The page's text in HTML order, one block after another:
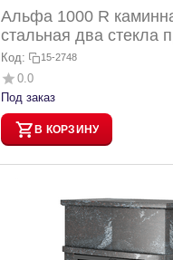
Альфа 1000 R
стальная два стекла
Код: 15-2748
0.0
Под заказ
В КОРЗИНУ